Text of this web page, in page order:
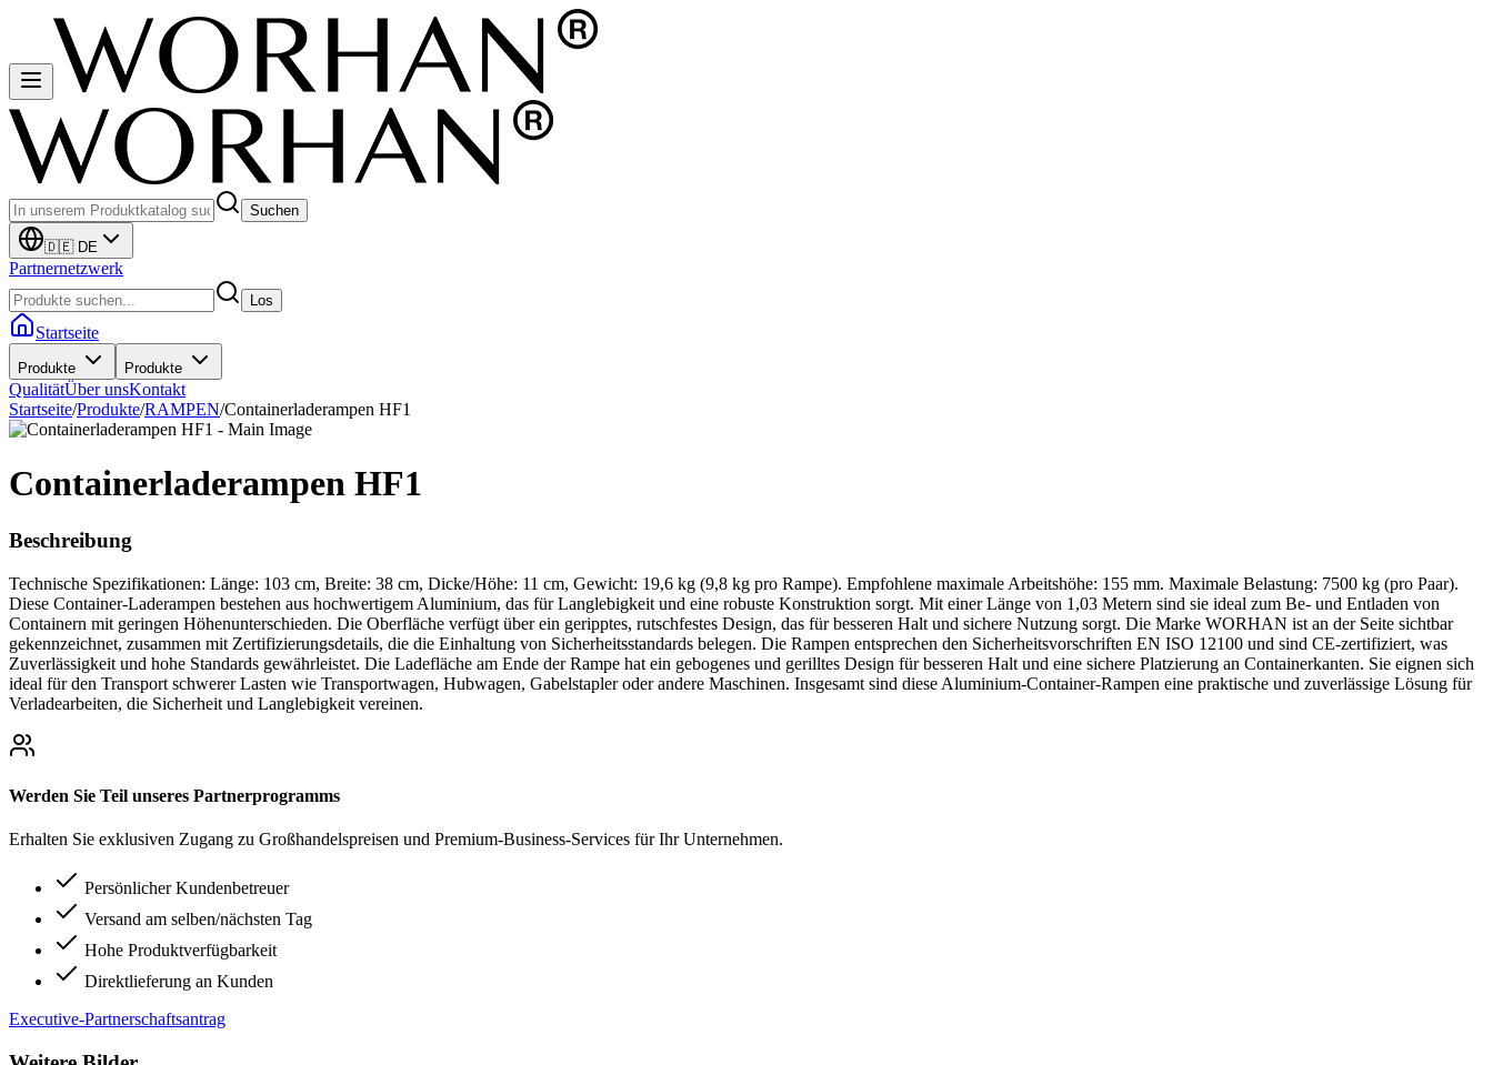
Suchen
🇩🇪 DE
Partnernetzwerk
Los
Startseite
Produkte Produkte
QualitätÜber unsKontakt
Startseite/Produkte/RAMPEN/Containerladerampen HF1
Containerladerampen HF1
Beschreibung
Technische Spezifikationen: Länge: 103 cm, Breite: 38 cm, Dicke/Höhe: 11 cm, Gewicht: 19,6 kg (9,8 kg pro Rampe). Empfohlene maximale Arbeitshöhe: 155 mm. Maximale Belastung: 7500 kg (pro Paar).
Diese Container-Laderampen bestehen aus hochwertigem Aluminium, das für Langlebigkeit und eine robuste Konstruktion sorgt. Mit einer Länge von 1,03 Metern sind sie ideal zum Be- und Entladen von
Containern mit geringen Höhenunterschieden. Die Oberfläche verfügt über ein geripptes, rutschfestes Design, das für besseren Halt und sichere Nutzung sorgt. Die Marke WORHAN ist an der Seite sichtbar
gekennzeichnet, zusammen mit Zertifizierungsdetails, die die Einhaltung von Sicherheitsstandards belegen. Die Rampen entsprechen den Sicherheitsvorschriften EN ISO 12100 und sind CE-zertifiziert, was
Zuverlässigkeit und hohe Standards gewährleistet. Die Ladefläche am Ende der Rampe hat ein gebogenes und gerilltes Design für besseren Halt und eine sichere Platzierung an Containerkanten. Sie eignen sich
ideal für den Transport schwerer Lasten wie Transportwagen, Hubwagen, Gabelstapler oder andere Maschinen. Insgesamt sind diese Aluminium-Container-Rampen eine praktische und zuverlässige Lösung für
Verladearbeiten, die Sicherheit und Langlebigkeit vereinen.
Werden Sie Teil unseres Partnerprogramms
Erhalten Sie exklusiven Zugang zu Großhandelspreisen und Premium-Business-Services für Ihr Unternehmen.
Persönlicher Kundenbetreuer
Versand am selben/nächsten Tag
Hohe Produktverfügbarkeit
Direktlieferung an Kunden
Executive-Partnerschaftsantrag